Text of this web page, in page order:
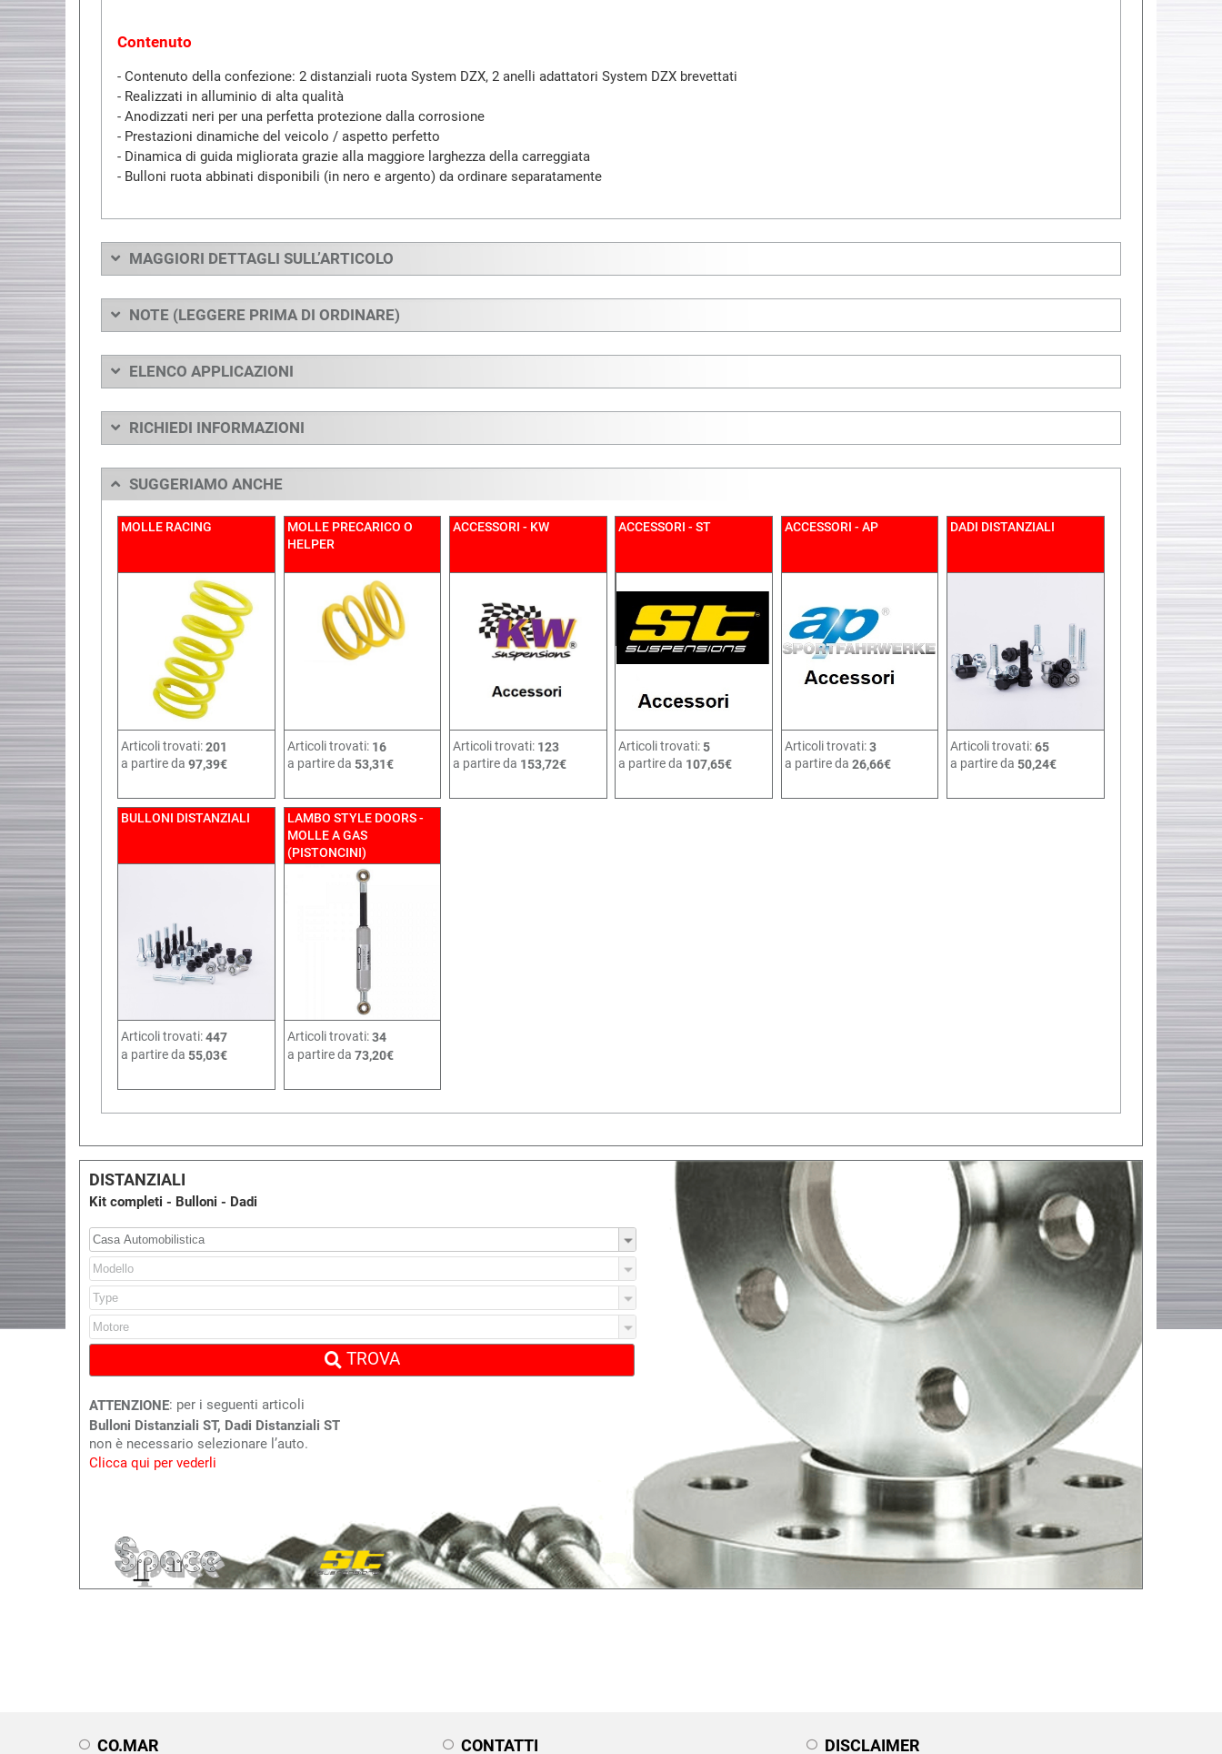
Contenuto
- Contenuto della confezione: 2 distanziali ruota System DZX, 2 anelli adattatori System DZX brevettati
- Realizzati in alluminio di alta qualità
- Anodizzati neri per una perfetta protezione dalla corrosione
- Prestazioni dinamiche del veicolo / aspetto perfetto
- Dinamica di guida migliorata grazie alla maggiore larghezza della carreggiata
- Bulloni ruota abbinati disponibili (in nero e argento) da ordinare separatamente
MAGGIORI DETTAGLI SULL’ARTICOLO
NOTE (LEGGERE PRIMA DI ORDINARE)
ELENCO APPLICAZIONI
RICHIEDI INFORMAZIONI
SUGGERIAMO ANCHE
MOLLE RACING
Articoli trovati:201
a partire da97,39€
MOLLE PRECARICO O
HELPER
Articoli trovati: 16
a partire da 53,31€
ACCESSORI - KW
Articoli trovati: 123
a partire da 153,72€
ACCESSORI - ST
Articoli trovati:5
a partire da 107,65€
ACCESSORI - AP
Articoli trovati:3
a partire da 26,66€
DADI DISTANZIALI
Articoli trovati:65
a partire da50,24€
BULLONI DISTANZIALI
Articoli trovati:447
a partire da55,03€
LAMBO STYLE DOORS -
MOLLE A GAS
(PISTONCINI)
Articoli trovati:34
a partire da 73,20€
DISTANZIALI
Kit completi - Bulloni - Dadi
TROVA
ATTENZIONE: per i seguenti articoli
Bulloni Distanziali ST, Dadi Distanziali ST
non è necessario selezionare l’auto.
Clicca qui per vederli
CO.MAR CONTATTI DISCLAIMER